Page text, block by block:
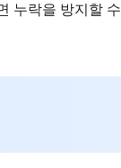
누락을 방지할